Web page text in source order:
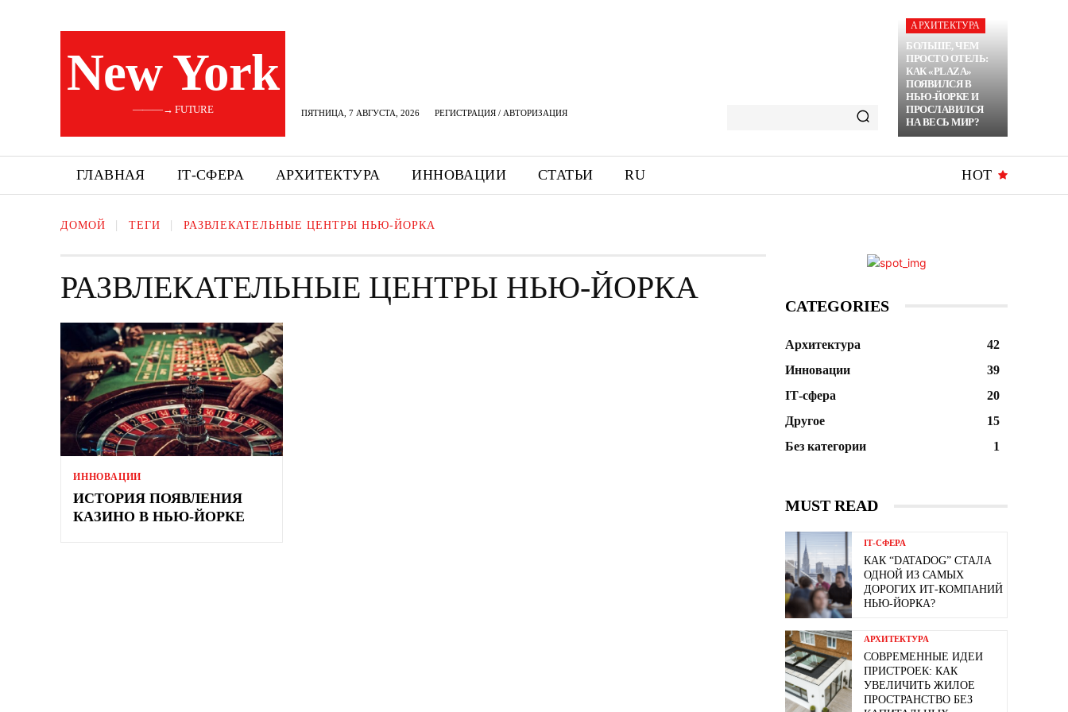
New York
———→ FUTURE ПЯТНИЦА, 7 АВГУСТА, 2026 РЕГИСТРАЦИЯ / АВТОРИЗАЦИЯ
АРХИТЕКТУРА
БОЛЬШЕ, ЧЕМ
ПРОСТО ОТЕЛЬ:
КАК «PLAZA»
ПОЯВИЛСЯ В
НЬЮ-ЙОРКЕ И
ПРОСЛАВИЛСЯ
НА ВЕСЬ МИР?
ГЛАВНАЯ ІТ-СФЕРА АРХИТЕКТУРА ИННОВАЦИИ СТАТЬИ RU HOT
ДОМОЙ ТЕГИ РАЗВЛЕКАТЕЛЬНЫЕ ЦЕНТРЫ НЬЮ-ЙОРКА
РАЗВЛЕКАТЕЛЬНЫЕ ЦЕНТРЫ НЬЮ-ЙОРКА
ИННОВАЦИИ
ИСТОРИЯ ПОЯВЛЕНИЯ
КАЗИНО В НЬЮ-ЙОРКЕ
CATEGORIES
Архитектура
42
Инновации
39
ІТ-сфера
20
Другое
15
Без категории
1
MUST READ
ІТ-СФЕРА
КАК “DATADOG” СТАЛА
ОДНОЙ ИЗ САМЫХ
ДОРОГИХ ИТ-КОМПАНИЙ
НЬЮ-ЙОРКА?
АРХИТЕКТУРА
СОВРЕМЕННЫЕ ИДЕИ
ПРИСТРОЕК: КАК
УВЕЛИЧИТЬ ЖИЛОЕ
ПРОСТРАНСТВО БЕЗ